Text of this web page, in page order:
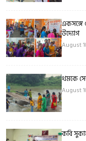
একসঙ্গে
উদ্যোগ
August
থমকে
August
কবি